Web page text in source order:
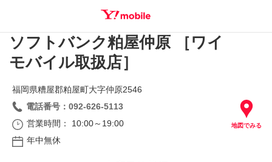
SEARCH
ソフトバンク粕屋仲原 ［ワイ
モバイル取扱店］
地図でみる
福岡県糟屋郡粕屋町大字仲原2546
電話番号：092-626-5113
営業時間： 10:00～19:00
年中無休